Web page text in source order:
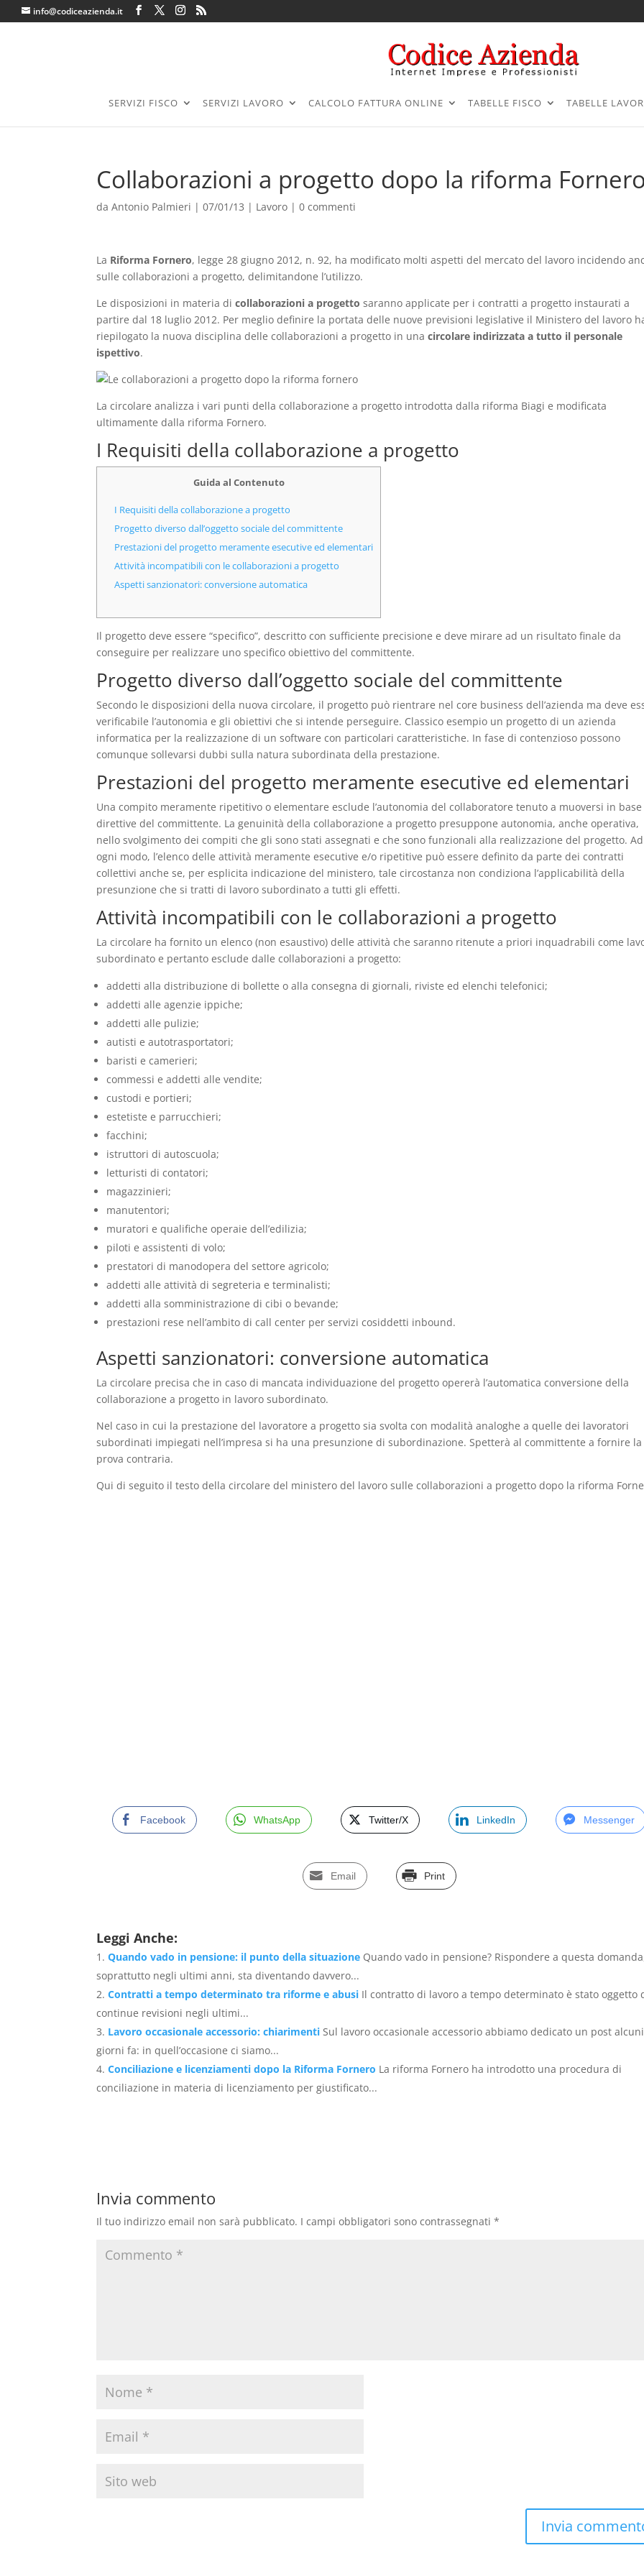
info@codiceazienda.it
SERVIZI FISCO SERVIZI LAVORO CALCOLO FATTURA ONLINE TABELLE FISCO TABELLE
Collaborazioni a progetto dopo la riforma
daAntonio Palmieri |07/01/13 | Lavoro |0 commenti
La Riforma Fornero, legge 28 giugno 2012, n. 92, ha modificato molti aspetti del mercato del lavoro incidendo
sulle collaborazioni a progetto, delimitandone l’utilizzo.
Le disposizioni in materia dicollaborazioni a progetto saranno applicate per i contratti a progetto instaurati a
partire dal 18 luglio 2012. Per meglio definire la portata delle nuove previsioni legislative il Ministero del lavoro
riepilogato la nuova disciplina delle collaborazioni a progetto in unacircolare indirizzata a tutto il personale
ispettivo.
La circolare analizza i vari punti della collaborazione a progetto introdotta dalla riforma Biagi e modificata
ultimamente dalla riforma Fornero.
I Requisiti della collaborazione a progetto
Guida al Contenuto
I Requisiti della collaborazione a progetto
Progetto diverso dall’oggetto sociale del committente
Prestazioni del progetto meramente esecutive ed elementari
Attività incompatibili con le collaborazioni a progetto
Aspetti sanzionatori: conversione automatica
Il progetto deve essere “specifico”, descritto con sufficiente precisione e deve mirare ad un risultato finale da
conseguire per realizzare uno specifico obiettivo del committente.
Progetto diverso dall’oggetto sociale del committente
Secondo le disposizioni della nuova circolare, il progetto può rientrare nel core business dell’azienda ma deve
verificabile l’autonomia e gli obiettivi che si intende perseguire. Classico esempio un progetto di un azienda
informatica per la realizzazione di un software con particolari caratteristiche. In fase di contenzioso possono
comunque sollevarsi dubbi sulla natura subordinata della prestazione.
Prestazioni del progetto meramente esecutive ed elementari
Una compito meramente ripetitivo o elementare esclude l’autonomia del collaboratore tenuto a muoversi in
direttive del committente. La genuinità della collaborazione a progetto presuppone autonomia, anche operativa,
nello svolgimento dei compiti che gli sono stati assegnati e che sono funzionali alla realizzazione del progetto. Ad
ogni modo, l’elenco delle attività meramente esecutive e/o ripetitive può essere definito da parte dei contratti
collettivi anche se, per esplicita indicazione del ministero, tale circostanza non condiziona l’applicabilità della
presunzione che si tratti di lavoro subordinato a tutti gli effetti.
Attività incompatibili con le collaborazioni a progetto
La circolare ha fornito un elenco (non esaustivo) delle attività che saranno ritenute a priori inquadrabili come
subordinato e pertanto esclude dalle collaborazioni a progetto:
addetti alla distribuzione di bollette o alla consegna di giornali, riviste ed elenchi telefonici;
addetti alle agenzie ippiche;
addetti alle pulizie;
autisti e autotrasportatori;
baristi e camerieri;
commessi e addetti alle vendite;
custodi e portieri;
estetiste e parrucchieri;
facchini;
istruttori di autoscuola;
letturisti di contatori;
magazzinieri;
manutentori;
muratori e qualifiche operaie dell’edilizia;
piloti e assistenti di volo;
prestatori di manodopera del settore agricolo;
addetti alle attività di segreteria e terminalisti;
addetti alla somministrazione di cibi o bevande;
prestazioni rese nell’ambito di call center per servizi cosiddetti inbound.
Aspetti sanzionatori: conversione automatica
La circolare precisa che in caso di mancata individuazione del progetto opererà l’automatica conversione della
collaborazione a progetto in lavoro subordinato.
Nel caso in cui la prestazione del lavoratore a progetto sia svolta con modalità analoghe a quelle dei lavoratori
subordinati impiegati nell’impresa si ha una presunzione di subordinazione. Spetterà al committente a fornire la
prova contraria.
Qui di seguito il testo della circolare del ministero del lavoro sulle collaborazioni a progetto dopo la riforma
Facebook WhatsApp Twitter/X LinkedIn Messenger
Email Print
Leggi Anche:
Quando vado in pensione: il punto della situazione Quando vado in pensione? Rispondere a questa
soprattutto negli ultimi anni, sta diventando davvero...
Contratti a tempo determinato tra riforme e abusi Il contratto di lavoro a tempo determinato è stato oggetto
continue revisioni negli ultimi...
Lavoro occasionale accessorio: chiarimenti Sul lavoro occasionale accessorio abbiamo dedicato un post alcuni
giorni fa: in quell’occasione ci siamo...
Conciliazione e licenziamenti dopo la Riforma Fornero La riforma Fornero ha introdotto una procedura di
conciliazione in materia di licenziamento per giustificato...
Invia commento
Il tuo indirizzo email non sarà pubblicato. I campi obbligatori sono contrassegnati*